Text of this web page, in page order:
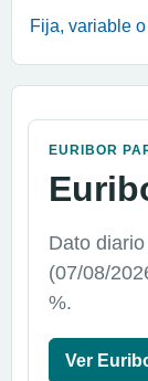
Fija, variable
EURIBOR
Dato
(07/08/
%.
Ver